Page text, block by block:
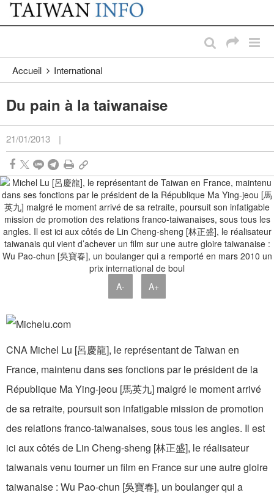
Passer au contenu principal
:::
Accueil International
Du pain à la taiwanaise
21/01/2013 |
A- A+
CNA Michel Lu [呂慶龍], le représentant de Taiwan en
France, maintenu dans ses fonctions par le président de la
République Ma Ying-jeou [馬英九] malgré le moment arrivé
de sa retraite, poursuit son infatigable mission de promotion
des relations franco-taiwanaises, sous tous les angles. Il est
ici aux côtés de Lin Cheng-sheng [林正盛], le réalisateur
taiwanais venu tourner un film en France sur une autre gloire
taiwanaise : Wu Pao-chun [吳寶春], un boulanger qui a